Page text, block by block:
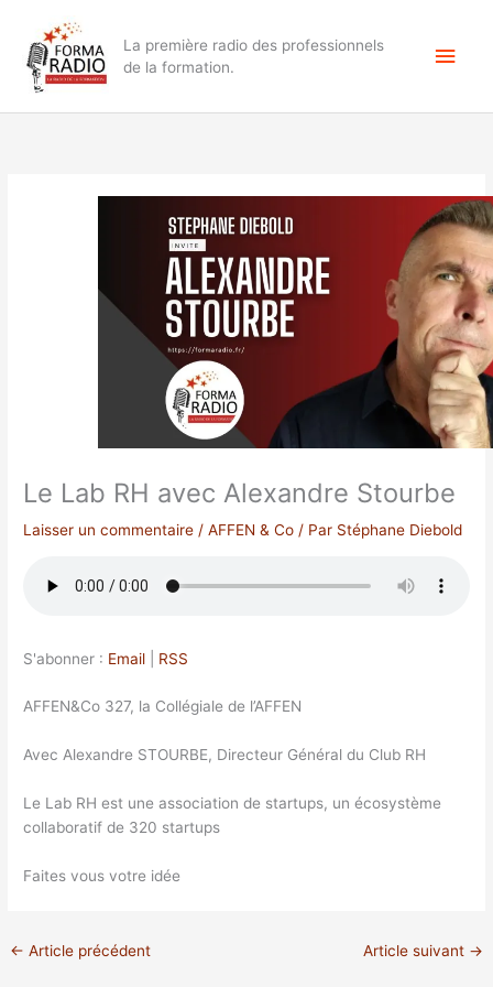
contenu
La première radio des professionnels
de la formation.
Le Lab RH avec Alexandre Stourbe
Laisser un commentaire /AFFEN & Co / Par Stéphane Diebold
S'abonner : Email RSS
AFFEN&Co 327, la Collégiale de l’AFFEN
Avec Alexandre STOURBE, Directeur Général du Club RH
Le Lab RH est une association de startups, un écosystème
collaboratif de 320 startups
Faites vous votre idée
← Article précédent Article suivant →